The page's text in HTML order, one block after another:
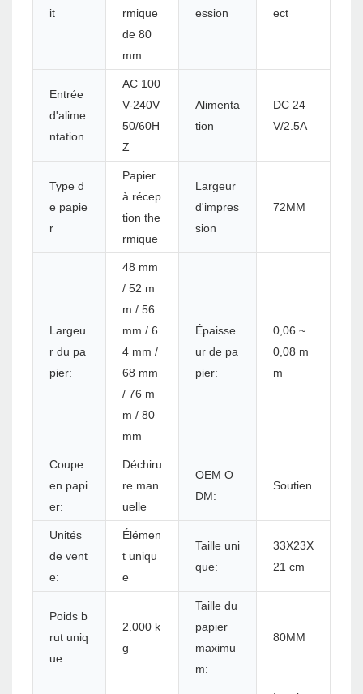
it
rmique
de 80
mm
ession
ect
Entrée
d'alime
ntation
AC 100
V-240V
50/60H
Z
Alimenta
tion
DC 24
V/2.5A
Type d
e papie
r
Papier
à récep
tion the
rmique
Largeur
d'impres
sion
72MM
Largeu
r du pa
pier:
48 mm
/ 52 m
m / 56
mm / 6
4 mm /
68 mm
/ 76 m
m / 80
mm
Épaisse
ur de pa
pier:
0,06 ~
0,08 m
m
Coupe
en papi
er:
Déchiru
re man
uelle
OEM O
DM:
Soutien
Unités
de vent
e:
Élémen
t uniqu
e
Taille uni
que:
33X23X
21 cm
Poids b
rut uniq
ue:
2.000 k
g
Taille du
papier
maximu
m:
80MM